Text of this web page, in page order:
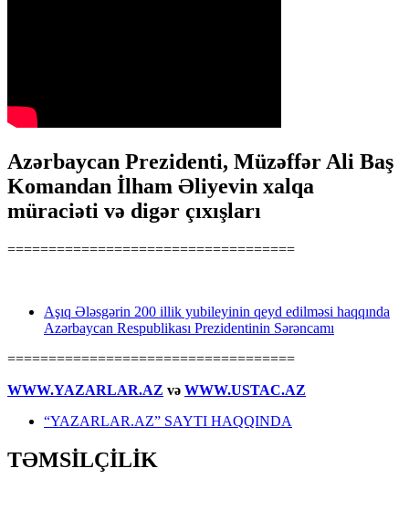
Azərbaycan Prezidenti, Müzəffər Ali Baş
Komandan İlham Əliyevin xalqa
müraciəti və digər çıxışları
===================================
Aşıq Ələsgərin 200 illik yubileyinin qeyd edilməsi haqqında
Azərbaycan Respublikası Prezidentinin Sərəncamı
===================================
WWW.YAZARLAR.AZ və WWW.USTAC.AZ
“YAZARLAR.AZ” SAYTI HAQQINDA
TƏMSİLÇİLİK